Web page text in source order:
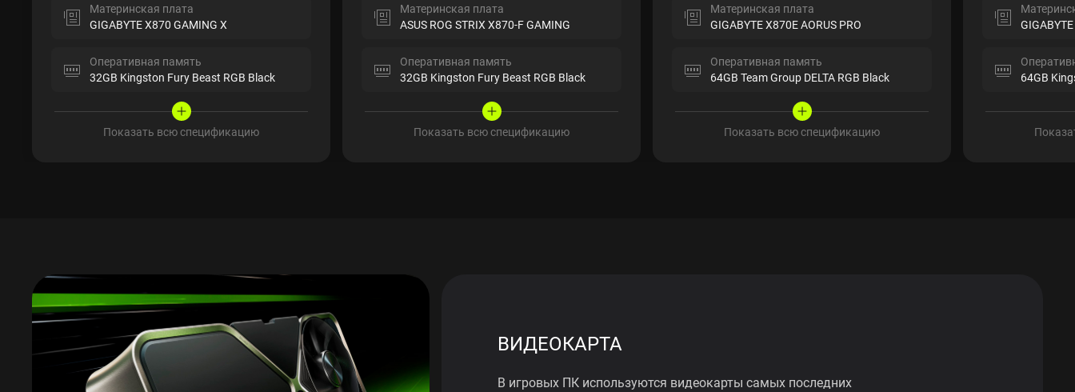
Материнская плата
GIGABYTE X870 GAMING X
Оперативная память
32GB Kingston Fury Beast RGB Black
Показать всю спецификацию
Материнская плата
ASUS ROG STRIX X870-F GAMING
Оперативная память
32GB Kingston Fury Beast RGB Black
Показать всю спецификацию
Материнская плата
GIGABYTE X870E AORUS PRO
Оперативная память
64GB Team Group DELTA RGB Black
Показать всю спецификацию
64GB
ВИДЕОКАРТА
В игровых ПК используются видеокарты самых последних